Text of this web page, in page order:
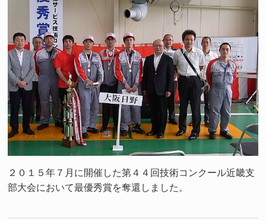
２０１５年７月に開催した第４４回技術コンクール近畿支
部大会において最優秀賞を奪還しました。